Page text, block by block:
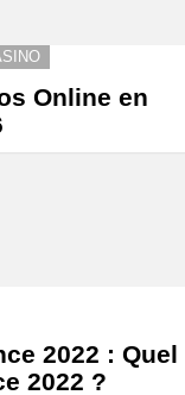
Online en
2022 : Quel
2022 ?